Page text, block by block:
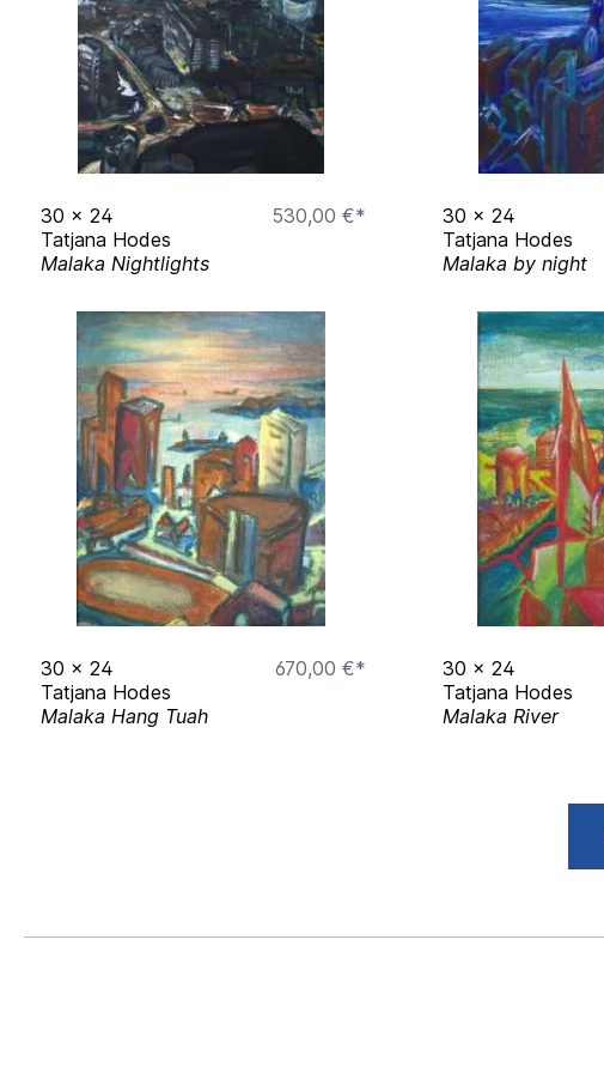
30 x 24
530,00 €*
Tatjana Hodes
Malaka Nightlights
30 x 24
Tatjana Hodes
Malaka by night
30 x 24
670,00 €*
Tatjana Hodes
Malaka Hang Tuah
30 x 24
Tatjana Hodes
Malaka River